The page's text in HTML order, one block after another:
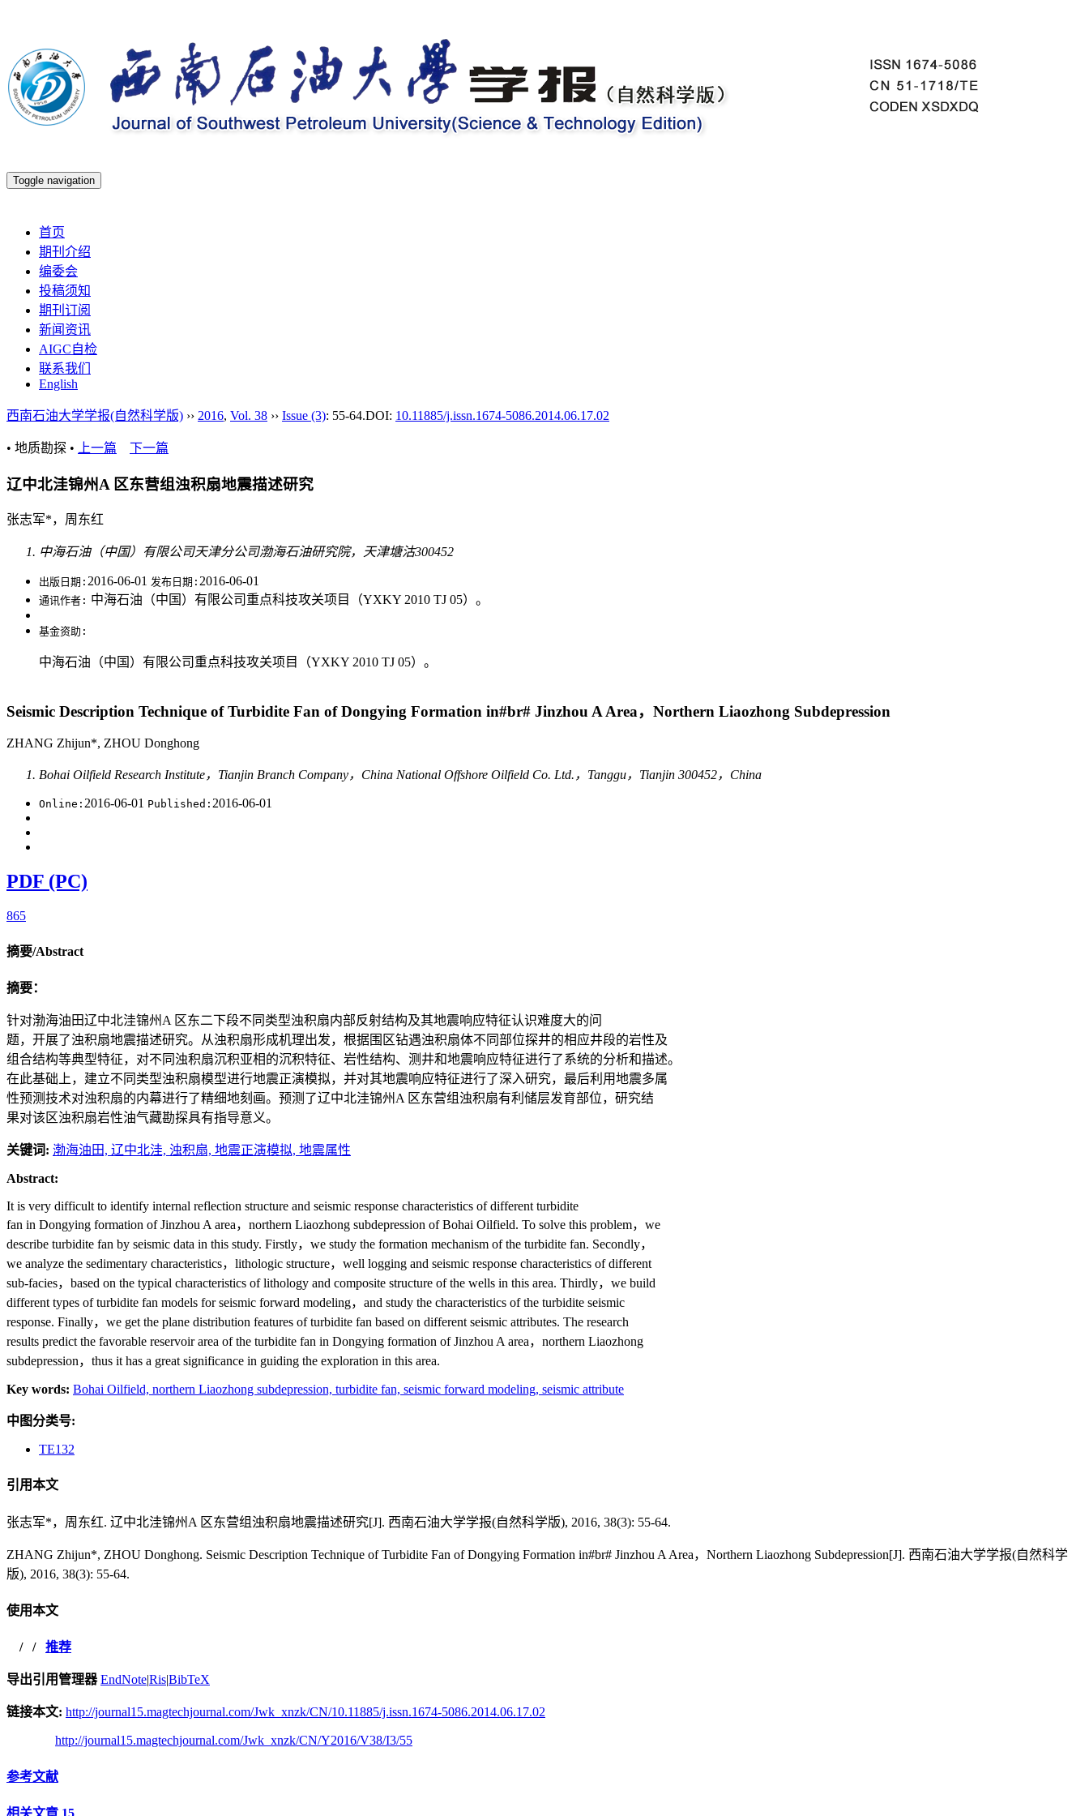
Toggle navigation
首页
期刊介绍
编委会
投稿须知
期刊订阅
新闻资讯
AIGC自检
联系我们
English
西南石油大学学报(自然科学版) ›› 2016, Vol. 38 ›› Issue (3): 55-64.DOI: 10.11885/j.issn.1674-5086.2014.06.17.02
• 地质勘探 • 上一篇 下一篇
辽中北洼锦州A 区东营组浊积扇地震描述研究
张志军*，周东红
中海石油（中国）有限公司天津分公司渤海石油研究院，天津塘沽300452
出版日期: 2016-06-01 发布日期: 2016-06-01
通讯作者: 中海石油（中国）有限公司重点科技攻关项目（YXKY 2010 TJ 05）。
基金资助:
中海石油（中国）有限公司重点科技攻关项目（YXKY 2010 TJ 05）。
Seismic Description Technique of Turbidite Fan of Dongying Formation in#br# Jinzhou A Area，Northern Liaozhong Subdepression
ZHANG Zhijun*, ZHOU Donghong
Bohai Oilfield Research Institute，Tianjin Branch Company，China National Offshore Oilfield Co. Ltd.，Tanggu，Tianjin 300452，China
Online: 2016-06-01 Published: 2016-06-01
PDF (PC)
865
摘要/Abstract
摘要：
针对渤海油田辽中北洼锦州A 区东二下段不同类型浊积扇内部反射结构及其地震响应特征认识难度大的问
题，开展了浊积扇地震描述研究。从浊积扇形成机理出发，根据围区钻遇浊积扇体不同部位探井的相应井段的岩性及
组合结构等典型特征，对不同浊积扇沉积亚相的沉积特征、岩性结构、测井和地震响应特征进行了系统的分析和描述。
在此基础上，建立不同类型浊积扇模型进行地震正演模拟，并对其地震响应特征进行了深入研究，最后利用地震多属
性预测技术对浊积扇的内幕进行了精细地刻画。预测了辽中北洼锦州A 区东营组浊积扇有利储层发育部位，研究结
果对该区浊积扇岩性油气藏勘探具有指导意义。
关键词: 渤海油田, 辽中北洼, 浊积扇, 地震正演模拟, 地震属性
Abstract:
It is very difficult to identify internal reflection structure and seismic response characteristics of different turbidite
fan in Dongying formation of Jinzhou A area，northern Liaozhong subdepression of Bohai Oilfield. To solve this problem，we
describe turbidite fan by seismic data in this study. Firstly，we study the formation mechanism of the turbidite fan. Secondly，
we analyze the sedimentary characteristics，lithologic structure，well logging and seismic response characteristics of different
sub-facies，based on the typical characteristics of lithology and composite structure of the wells in this area. Thirdly，we build
different types of turbidite fan models for seismic forward modeling，and study the characteristics of the turbidite seismic
response. Finally，we get the plane distribution features of turbidite fan based on different seismic attributes. The research
results predict the favorable reservoir area of the turbidite fan in Dongying formation of Jinzhou A area，northern Liaozhong
subdepression，thus it has a great significance in guiding the exploration in this area.
Key words: Bohai Oilfield, northern Liaozhong subdepression, turbidite fan, seismic forward modeling, seismic attribute
中图分类号:
TE132
引用本文
张志军*，周东红. 辽中北洼锦州A 区东营组浊积扇地震描述研究[J]. 西南石油大学学报(自然科学版), 2016, 38(3): 55-64.
ZHANG Zhijun*, ZHOU Donghong. Seismic Description Technique of Turbidite Fan of Dongying Formation in#br# Jinzhou A Area，Northern Liaozhong Subdepression[J]. 西南石油大学学报(自然科学
版), 2016, 38(3): 55-64.
使用本文
/ / 推荐
导出引用管理器 EndNote|Ris|BibTeX
链接本文: http://journal15.magtechjournal.com/Jwk_xnzk/CN/10.11885/j.issn.1674-5086.2014.06.17.02
http://journal15.magtechjournal.com/Jwk_xnzk/CN/Y2016/V38/I3/55
参考文献
相关文章 15